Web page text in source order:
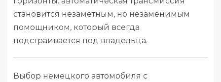
становится незаметным, но незаменимым
помощником, который всегда
подстраивается под владельца.
Выбор немецкого автомобиля с